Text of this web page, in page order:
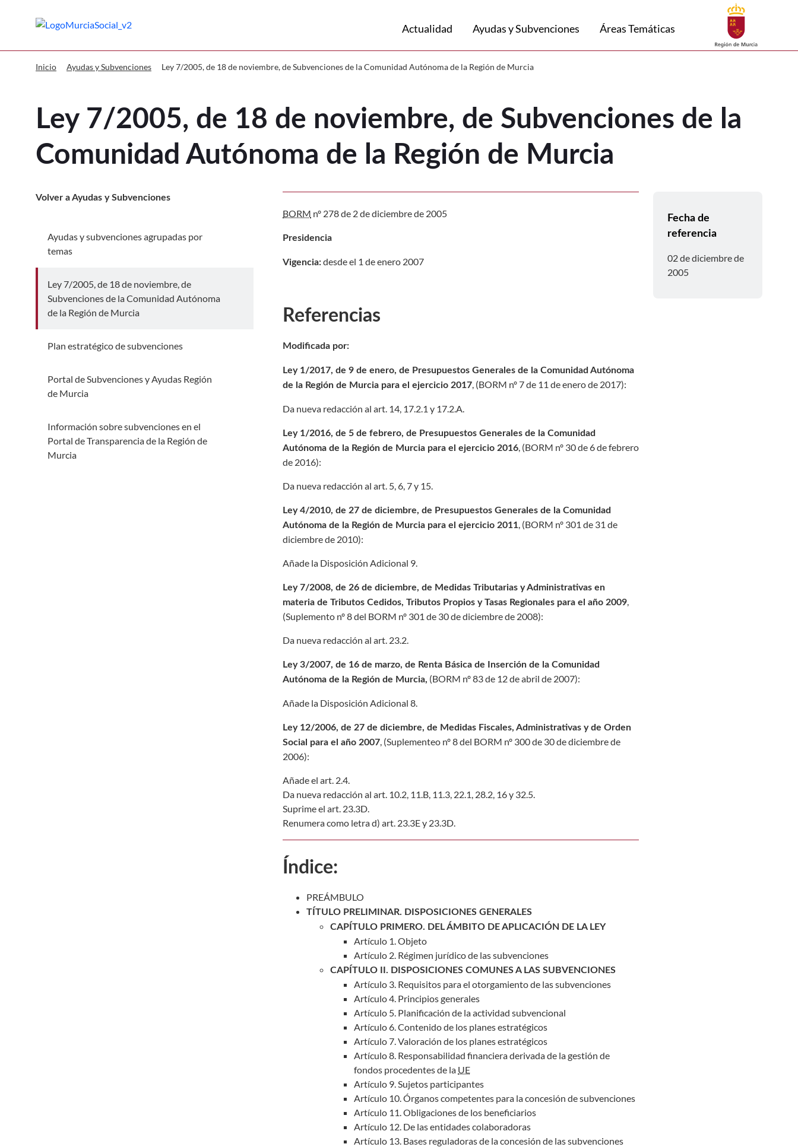
Murcia Social Ley 7/2005, de 18 de noviembre, de Subvenciones de la Comunidad Autónoma de la Región de
Actualidad Ayudas y Subvenciones Áreas Temáticas Buscar
Inicio Ayudas y Subvenciones Ley 7/2005, de 18 de noviembre, de Subvenciones de la Comunidad Autónoma de la Región de Murcia
Ley 7/2005, de 18 de noviembre, de Subvenciones de la
Comunidad Autónoma de la Región de Murcia
Volver a Ayudas y Subvenciones
Ayudas y subvenciones agrupadas por
temas
Ir a Ayudas y subvenciones agrupadas por temas
Ley 7/2005, de 18 de noviembre, de
Subvenciones de la Comunidad Autónoma
de la Región de Murcia
Plan estratégico de subvenciones
Ir a Plan estratégico de subvenciones
Portal de Subvenciones y Ayudas Región
de Murcia
Ir a Portal de Subvenciones y Ayudas Región de Murcia
Información sobre subvenciones en el
Portal de Transparencia de la Región de
Murcia
Ir a Información sobre subvenciones en el Portal de Transparencia de la Región de Murcia
BORM nº 278 de 2 de diciembre de 2005
Presidencia
Vigencia:desde el 1 de enero 2007
Referencias
Modificada por:
Ley 1/2017, de 9 de enero, de Presupuestos Generales de la Comunidad Autónoma
de la Región de Murcia para el ejercicio 2017, (BORM nº 7 de 11 de enero de 2017):
Da nueva redacción al art. 14, 17.2.1 y 17.2.A.
Ley 1/2016, de 5 de febrero, de Presupuestos Generales de la Comunidad
Autónoma de la Región de Murcia para el ejercicio 2016, (BORM nº 30 de 6 de febrero
de 2016):
Da nueva redacción al art. 5, 6, 7 y 15.
Ley 4/2010, de 27 de diciembre, de Presupuestos Generales de la Comunidad
Autónoma de la Región de Murcia para el ejercicio 2011, (BORM nº 301 de 31 de
diciembre de 2010):
Añade la Disposición Adicional 9.
Ley 7/2008, de 26 de diciembre, de Medidas Tributarias y Administrativas en
materia de Tributos Cedidos, Tributos Propios y Tasas Regionales para el año 2009,
(Suplemento nº 8 del BORM nº 301 de 30 de diciembre de 2008):
Da nueva redacción al art. 23.2.
Ley 3/2007, de 16 de marzo, de Renta Básica de Inserción de la Comunidad
Autónoma de la Región de Murcia, (BORM nº 83 de 12 de abril de 2007):
Añade la Disposición Adicional 8.
Ley 12/2006, de 27 de diciembre, de Medidas Fiscales, Administrativas y de Orden
Social para el año 2007, (Suplementeo nº 8 del BORM nº 300 de 30 de diciembre de
2006):
Añade el art. 2.4.
Da nueva redacción al art. 10.2, 11.B, 11.3, 22.1, 28.2, 16 y 32.5.
Suprime el art. 23.3D.
Renumera como letra d) art. 23.3E y 23.3D.
Índice:
PREÁMBULO
TÍTULO PRELIMINAR. DISPOSICIONES GENERALES
CAPÍTULO PRIMERO. DEL ÁMBITO DE APLICACIÓN DE LA LEY
Artículo 1. Objeto
Artículo 2. Régimen jurídico de las subvenciones
CAPÍTULO II. DISPOSICIONES COMUNES A LAS SUBVENCIONES
Artículo 3. Requisitos para el otorgamiento de las subvenciones
Artículo 4. Principios generales
Artículo 5. Planificación de la actividad subvencional
Artículo 6. Contenido de los planes estratégicos
Artículo 7. Valoración de los planes estratégicos
Artículo 8. Responsabilidad financiera derivada de la gestión de
fondos procedentes de la UE
Artículo 9. Sujetos participantes
Artículo 10. Órganos competentes para la concesión de subvenciones
Artículo 11. Obligaciones de los beneficiarios
Artículo 12. De las entidades colaboradoras
Artículo 13. Bases reguladoras de la concesión de las subvenciones
Fecha de
referencia
02 de diciembre de
2005